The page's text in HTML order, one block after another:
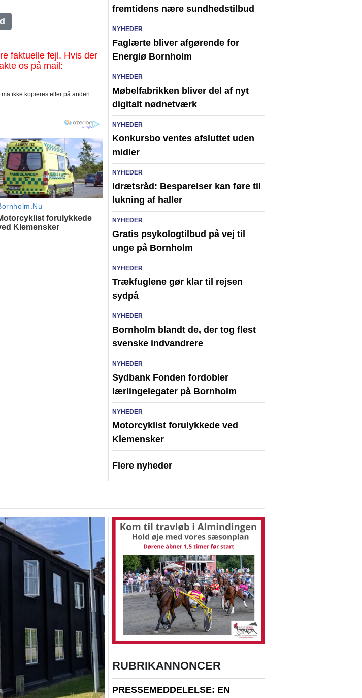
faktuelle fejl. Hvis der
os på mail:
ikke kopieres eller på anden
fremtidens nære sundhedstilbud
NYHEDER
Faglærte bliver afgørende for
Energiø Bornholm
NYHEDER
Møbelfabrikken bliver del af nyt
digitalt nødnetværk
NYHEDER
Konkursbo ventes afsluttet uden
midler
NYHEDER
Idrætsråd: Besparelser kan føre til
lukning af haller
NYHEDER
Gratis psykologtilbud på vej til
unge på Bornholm
NYHEDER
Trækfuglene gør klar til rejsen
sydpå
NYHEDER
Bornholm blandt de, der tog flest
svenske indvandrere
NYHEDER
Sydbank Fonden fordobler
lærlingelegater på Bornholm
NYHEDER
Motorcyklist forulykkede ved
Klemensker
Flere nyheder
RUBRIKANNONCER
PRESSEMEDDELELSE: EN